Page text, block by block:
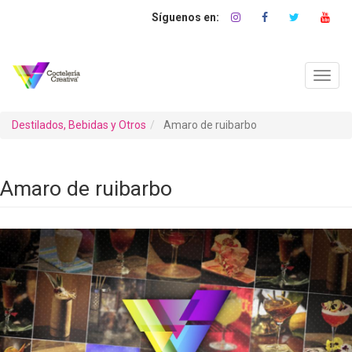
Destilados, Bebidas y Otros Amaro de ruibarbo
Amaro de ruibarbo